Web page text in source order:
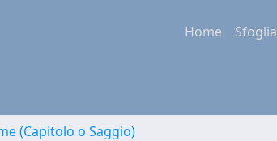
Home Sfoglia
(Capitolo o Saggio)